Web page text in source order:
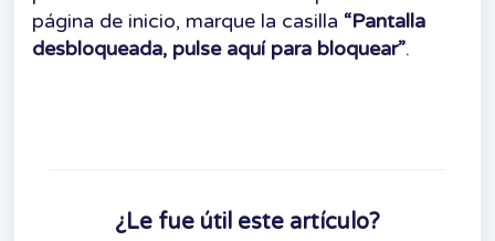
página de inicio, marque la casilla “Pantalla
desbloqueada, pulse aquí para bloquear”.
¿Le fue útil este artículo?